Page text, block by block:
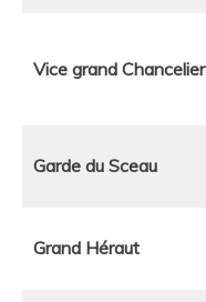
Vice grand Chancelier
Garde du Sceau
Grand Héraut